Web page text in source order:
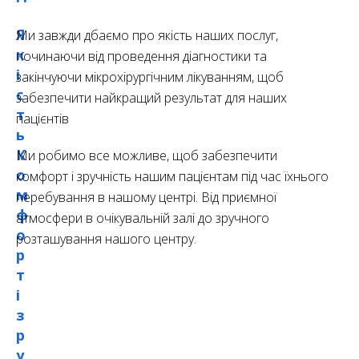
Я
к
і
с
т
ь
Ми завжди дбаємо про якість наших послуг,
починаючи від проведення діагностики та
закінчуючи мікрохірургічним лікуванням, щоб
забезпечити найкращий результат для наших
пацієнтів
К
о
м
ф
о
р
т
і
з
р
у
Ми робимо все можливе, щоб забезпечити
комфорт і зручність нашим пацієнтам під час їхнього
перебування в нашому центрі. Від приємної
атмосфери в очікувальній залі до зручного
розташування нашого центру.